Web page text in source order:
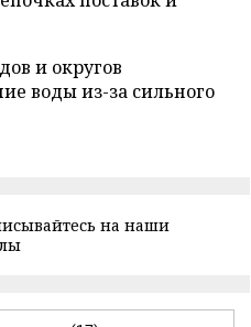
и округов
воды из-за сильного
на наши